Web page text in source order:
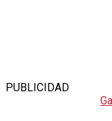
PUBLICIDAD